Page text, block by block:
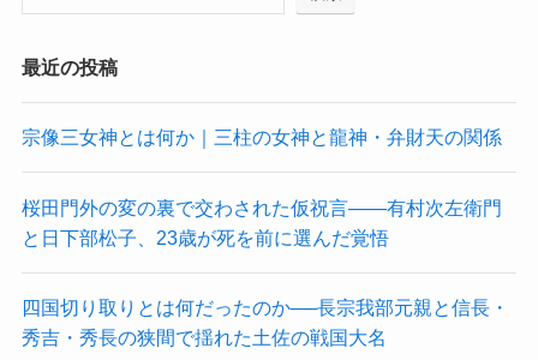
最近の投稿
宗像三女神とは何か｜三柱の女神と龍神・弁財天の関係
桜田門外の変の裏で交わされた仮祝言——有村次左衛門
と日下部松子、23歳が死を前に選んだ覚悟
四国切り取りとは何だったのか──長宗我部元親と信長・
秀吉・秀長の狭間で揺れた土佐の戦国大名